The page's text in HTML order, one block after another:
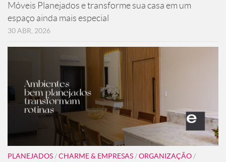
Móveis Planejados e transforme sua casa em um
espaço ainda mais especial
30 ABR, 2026
PLANEJADOS/CHARME & EMPRESAS/ORGANIZAÇÃO/